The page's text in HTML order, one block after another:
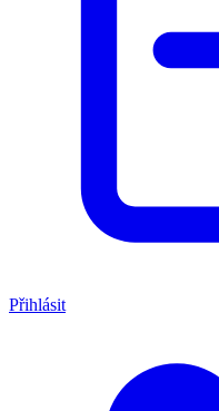
Přihlásit